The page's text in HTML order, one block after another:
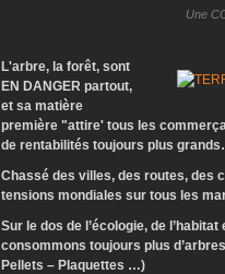
Une
L'arbre, la forêt, sont
EN DANGER partout,
et sa matière
première "attire' tous les
de rentabilités toujours plus
Chassé des villes, des routes, des
tensions mondiales sur tous les
Sur le dos de l’écologie, de
consommons toujours plus
Pellets – Plaquettes …)